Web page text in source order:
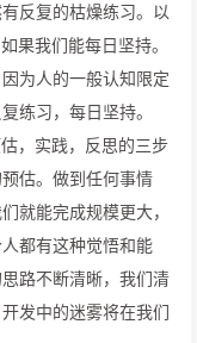
反复的枯燥练习。以
果我们能每日坚持。
为人的一般认知限定
练习，每日坚持。
，实践，反思的三步
估。做到任何事情
就能完成规模更大，
都有这种觉悟和能
路不断清晰，我们清
发中的迷雾将在我们